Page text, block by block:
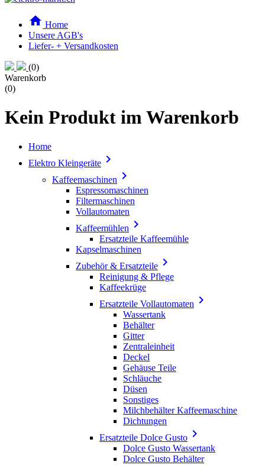
 Home
Unsere AGB's
Liefer- + Versandkosten
(0)
Warenkorb
(0)
Kein Produkt im Warenkorb
Home
Elektro Kleingeräte 
Kaffeemaschinen 
Espressomaschinen
Filtermaschinen
Vollautomaten
Kaffeemühlen 
Ersatzteile Kaffeemühle
Kapselmaschinen
Zubehör & Ersatzteile 
Reinigung & Pflege
Kaffeekrüge
Ersatzteile Vollautomaten 
Wassertank
Behälter
Gitter
Zentraleinheit
Deckel
Gehäuse Teile
Schläuche
Düsen
Sonstiges
Milchbehälter Kaffeemaschine
Dichtungen
Ersatzteile Dolce Gusto 
Dolce Gusto Wassertank
Dolce Gusto Behälter